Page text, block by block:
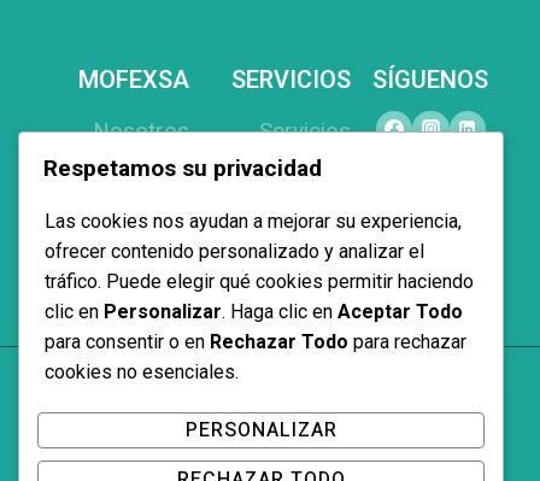
MOFEXSA
Nosotros
Productos
Proyectos
Contacto
SERVICIOS
Servicios
Equipamiento
Interiorismo
Proyectos a
medida
SÍGUENOS
Respetamos su privacidad
Las cookies nos ayudan a mejorar su experiencia,
ofrecer contenido personalizado y analizar el
tráfico. Puede elegir qué cookies permitir haciendo
clic en Personalizar. Haga clic en Aceptar Todo
para consentir o en Rechazar Todo para rechazar
cookies no esenciales.
PERSONALIZAR